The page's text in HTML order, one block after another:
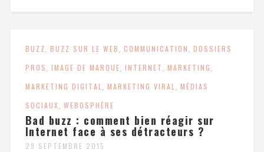
BUZZ, BUZZ SUR LE WEB, COMMUNICATION, DOSSIERS
PROS, IMAGE DE MARQUE, INTERNET, MARKETING,
MARKETING DIGITAL , MARKETING VIRAL , MÉDIAS
SOCIAUX, WEBOSPHÈRE
Bad buzz : comment bien réagir sur
Internet face à ses détracteurs ?
29 SEPTEMBRE 2015